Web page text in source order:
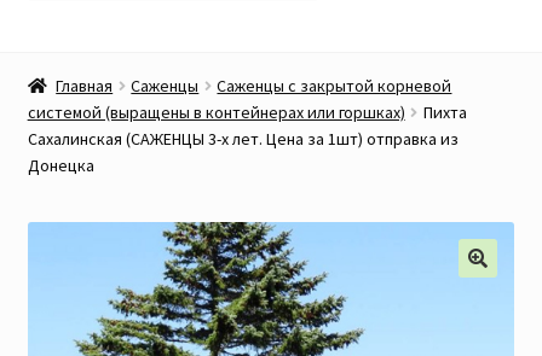
Прайс-лист
Биопрепараты
Наши мероприятия, Акции
Контакты
Главная Саженцы
Саженцы с закрытой корневой
системой (выращены в контейнерах или горшках)
Пихта
Сахалинская (САЖЕНЦЫ 3-х лет. Цена за 1шт) отправка из
Донецка